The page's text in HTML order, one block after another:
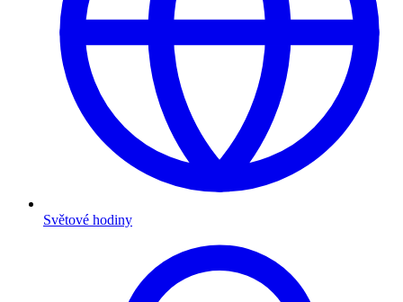
Světové hodiny